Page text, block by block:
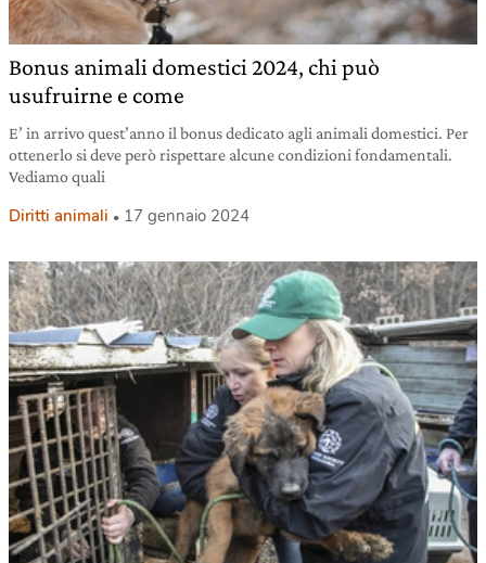
Bonus animali domestici 2024, chi può
usufruirne e come
E’ in arrivo quest’anno il bonus dedicato agli animali domestici. Per
ottenerlo si deve però rispettare alcune condizioni fondamentali.
Vediamo quali
Diritti animali 17 gennaio 2024